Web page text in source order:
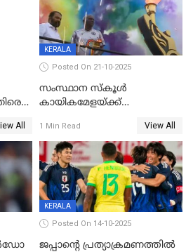
സ്വർണം, ദേവപ്രിയ 87ലെ
റെക്കോർഡ് തിരുത്തി
All
KERALA
Posted On 21-10-2025
സംസ്ഥാന സ്കൂൾ
കായികമേളയ്ക്ക്
ഒളിംപിക്‌സിന്റെ ഉദ്‌ഘാടനം
നിർവഹിച്ച് ധനമന്ത്രി K N
ബാലഗോപാൽ;ദീപശിഖ
തെളിയിച്ച് I M വിജയൻ
1 Min Read View All
KERALA
Posted On 14-10-2025
ജപ്പാന്റെ പ്രത്യാക്രമണത്തിൽ